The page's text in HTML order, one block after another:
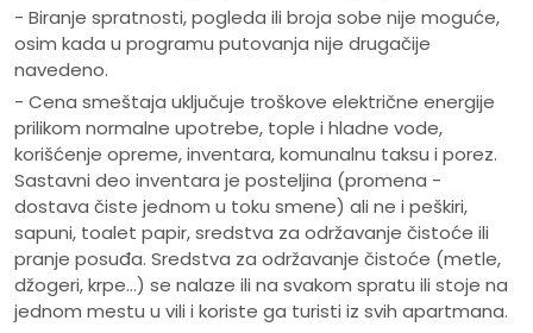
- Biranje spratnosti, pogleda ili broja sobe nije moguće,
osim kada u programu putovanja nije drugačije
navedeno.
- Cena smeštaja uključuje troškove električne energije
prilikom normalne upotrebe, tople i hladne vode,
korišćenje opreme, inventara, komunalnu taksu i porez.
Sastavni deo inventara je posteljina (promena -
dostava čiste jednom u toku smene) ali ne i peškiri,
sapuni, toalet papir, sredstva za održavanje čistoće ili
pranje posuđa. Sredstva za održavanje čistoće (metle,
džogeri, krpe...) se nalaze ili na svakom spratu ili stoje na
jednom mestu u vili i koriste ga turisti iz svih apartmana.